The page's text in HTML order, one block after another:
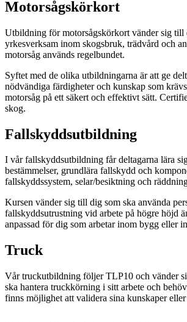
Motorsågskörkort
Utbildning för motorsågskörkort vänder sig till
yrkesverksam inom skogsbruk, trädvård och
motorsåg används regelbundet.
Syftet med de olika utbildningarna är att ge
nödvändiga färdigheter och kunskap som
motorsåg på ett säkert och effektivt sätt.
skog.
Fallskyddsutbildning
I vår fallskyddsutbildning får deltagarna lära
bestämmelser, grundlära fallskydd och
fallskyddssystem, selar/besiktning och
Kursen vänder sig till dig som ska använda
fallskyddsutrustning vid arbete på högre höjd
anpassad för dig som arbetar inom bygg eller
Truck
Vår truckutbildning följer TLP10 och vänder
ska hantera truckkörning i sitt arbete och
finns möjlighet att validera sina kunskaper